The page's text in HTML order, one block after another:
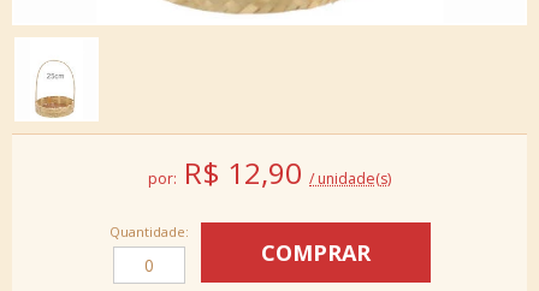
por: R$ 12,90 / unidade(s)
Quantidade: